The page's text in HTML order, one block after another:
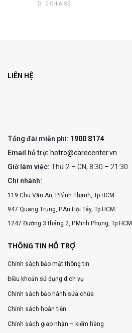
0 CHIA SẺ
LIÊN HỆ
Tổng đài miễn phí: 1900 8174
Email hỗ trợ: hotro@carecenter.vn
Giờ làm việc: Thứ 2 – CN, 8:30 – 21:30
Chi nhánh:
119 Chu Văn An, P.Bình Thạnh, Tp.HCM
947 Quang Trung, P.An Hội Tây, Tp.HCM
1247 Đường 3 tháng 2, P.Minh Phụng, Tp.HCM
THÔNG TIN HỖ TRỢ
Chính sách bảo mật thông tin
Điều khoản sử dụng dịch vụ
Chính sách bảo hành sửa chữa
Chính sách hoàn tiền
Chính sách giao nhận – kiểm hàng